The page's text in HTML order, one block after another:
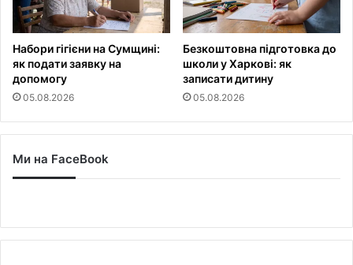
Набори гігієни на Сумщині:
як подати заявку на
допомогу
05.08.2026
Безкоштовна підготовка до
школи у Харкові: як
записати дитину
05.08.2026
Ми на FaceBook